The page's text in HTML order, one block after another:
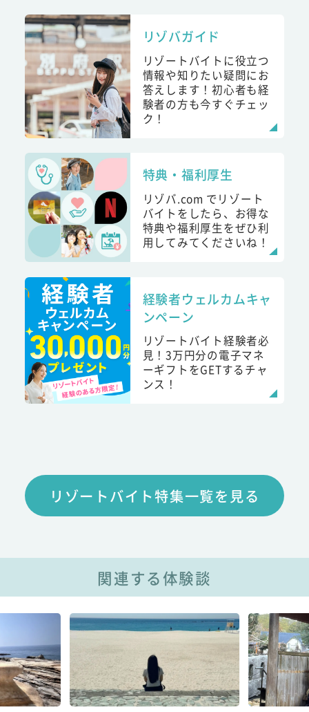
リゾバガイド
リゾートバイトに役立つ
情報や知りたい疑問にお
答えします！初心者も経
験者の方も今すぐチェッ
ク！
特典・福利厚生
リゾバ.com でリゾート
バイトをしたら、お得な
特典や福利厚生をぜひ利
用してみてくださいね！
経験者ウェルカムキャ
ンペーン
リゾートバイト経験者必
見！3万円分の電子マネ
ーギフトをGETするチャ
ンス！
リゾートバイト特集一覧を見る
関連する体験談